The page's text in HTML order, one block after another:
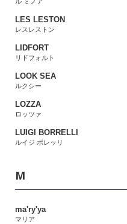
LES LESTON
レスレストン
LIDFORT
リドフォルト
LOOK SEA
ルクシー
LOZZA
ロッツァ
LUIGI BORRELLI
ルイジ ボレッリ
M
ma'ry'ya
マリア